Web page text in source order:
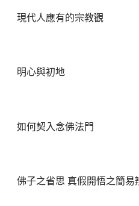
現代人應有的宗教觀
明心與初地
如何契入念佛法門
佛子之省思 真假開悟之簡易